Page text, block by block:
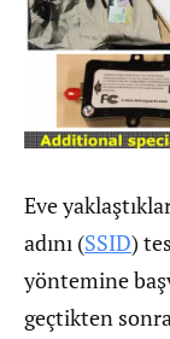
Eve
adını (SSID)
yöntemine
geçtikten